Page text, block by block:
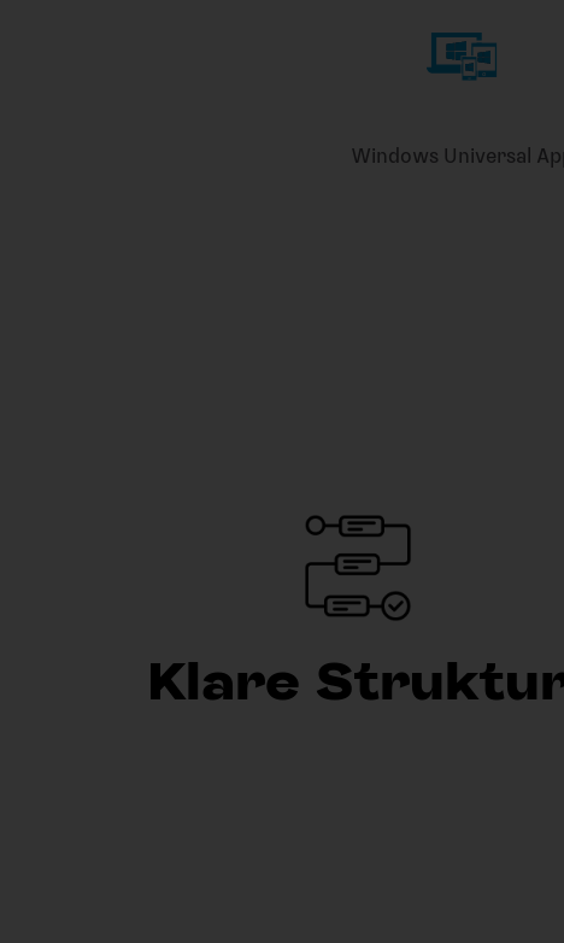
Windows Universal
Klare